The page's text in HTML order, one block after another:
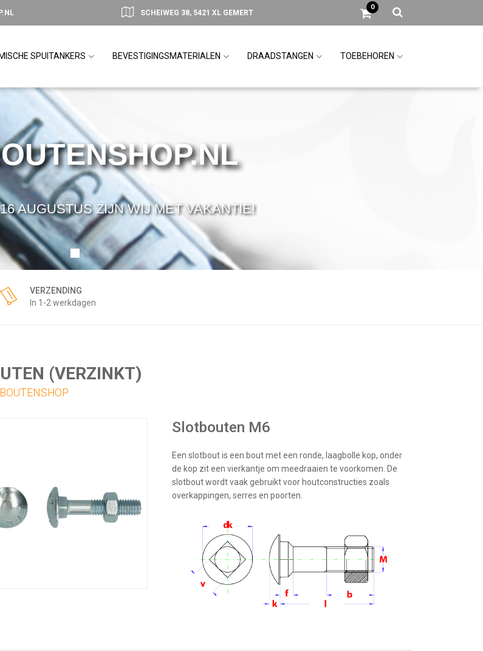
SCHEIWEG 38, 5421 XL GEMERT
0
SPUITANKERS BEVESTIGINGSMATERIALEN DRAADSTANGEN TOEBEHOREN
AUGUSTUS ZIJN WIJ MET VAKANTIE!
VERZENDING
In 1-2 werkdagen
(VERZINKT)
Slotbouten M6
Een slotbout is een bout met een ronde, laagbolle kop, onder
de kop zit een vierkantje om meedraaien te voorkomen. De
slotbout wordt vaak gebruikt voor houtconstructies zoals
overkappingen, serres en poorten.